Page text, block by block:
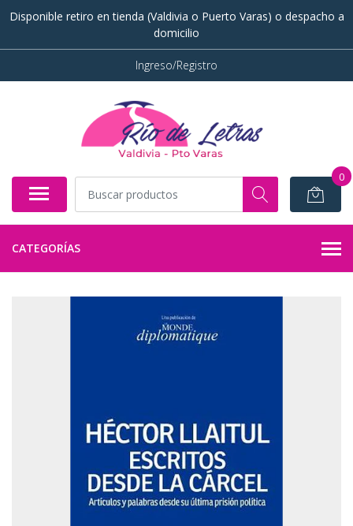
Disponible retiro en tienda (Valdivia o Puerto Varas) o despacho a
domicilio
Ingreso/Registro
0
CATEGORÍAS